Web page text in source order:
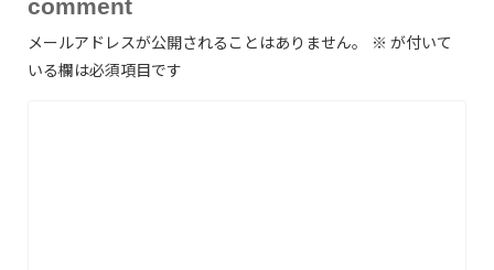
comment
メールアドレスが公開されることはありません。 ※ が付いて
いる欄は必須項目です